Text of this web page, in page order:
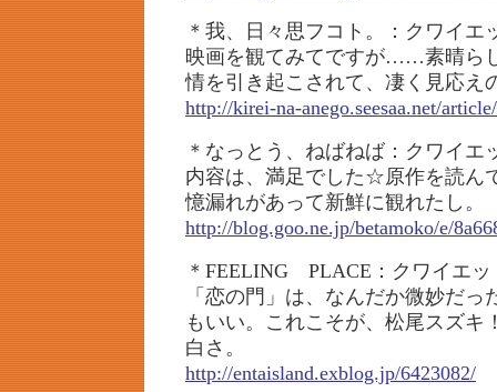
＊我、日々思フコト。：クワイエ
映画を観てみてですが……素晴ら
情を引き起こされて、凄く見応え
http://kirei-na-anego.seesaa.net/
＊なっとう、ねばねば：クワイエ
内容は、満足でした☆原作を読ん
憶漏れがあって新鮮に観れたし。
http://blog.goo.ne.jp/betamoko/e/
＊FEELING PLACE：クワイエ
「恋の門」は、なんだか微妙だ
もいい。これこそが、松尾スズキ
白さ。
http://entaisland.exblog.jp/6423082/